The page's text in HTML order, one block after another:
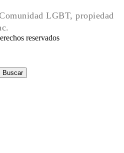
LGBT, propiedad
reservados